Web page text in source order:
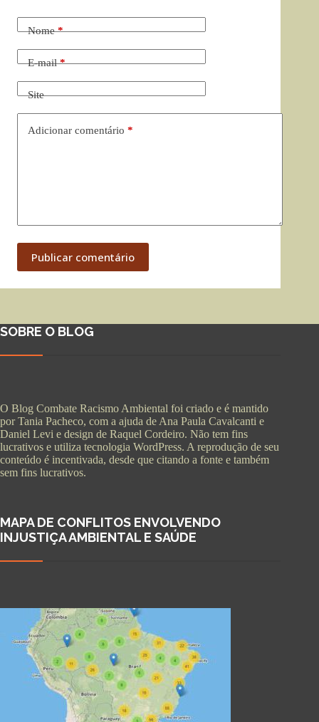
Nome*
E-mail*
Site
Adicionar comentário *
Publicar comentário
SOBRE O BLOG
O Blog Combate Racismo Ambiental foi criado e é mantido
por Tania Pacheco, com a ajuda de Ana Paula Cavalcanti e
Daniel Levi e design de Raquel Cordeiro. Não tem fins
lucrativos e utiliza tecnologia WordPress. A reprodução de seu
conteúdo é incentivada, desde que citando a fonte e também
sem fins lucrativos.
MAPA DE CONFLITOS ENVOLVENDO
INJUSTIÇA AMBIENTAL E SAÚDE